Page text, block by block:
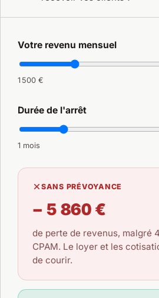
Votre revenu mensuel
1 500 €
Durée de l'arrêt
1 mois
SANS PRÉVOYANCE
− 5 860 €
de perte de revenus, malgré
CPAM. Le loyer et les
de courir.